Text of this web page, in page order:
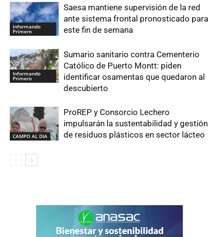
Informando
Primero
Saesa mantiene supervisión de la red
ante sistema frontal pronosticado para
este fin de semana
Informando
Primero
Sumario sanitario contra Cementerio
Católico de Puerto Montt: piden
identificar osamentas que quedaron al
descubierto
CAMPO AL DIA
ProREP y Consorcio Lechero
impulsarán la sustentabilidad y gestión
de residuos plásticos en sector lácteo